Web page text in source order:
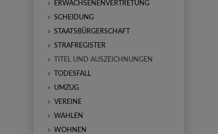
ERWACHSENENVERTRETUNG
SCHEIDUNG
STAATSBÜRGERSCHAFT
STRAFREGISTER
TITEL UND AUSZEICHNUNGEN
TODESFALL
UMZUG
VEREINE
WAHLEN
WOHNEN